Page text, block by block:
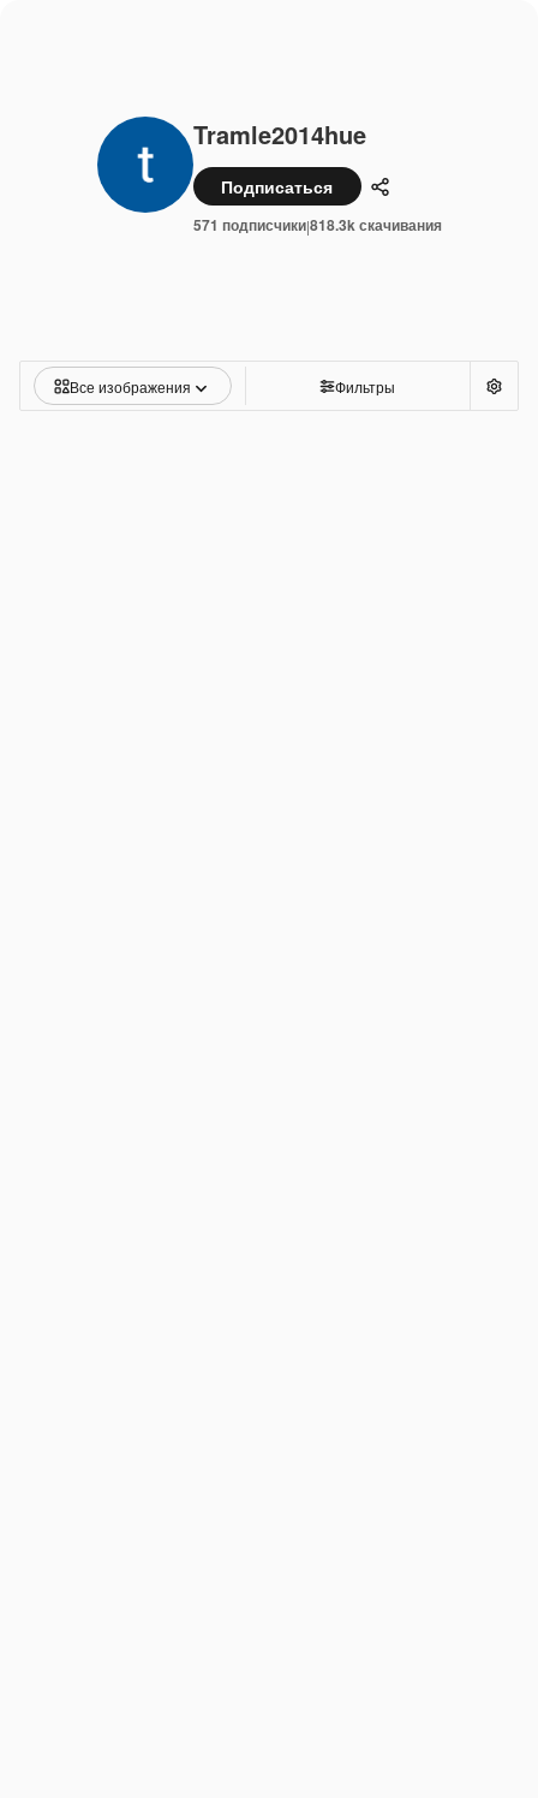
Tramle2014hue
Подписаться Поделиться
571 подписчики|818.3k скачивания
Все изображения Фильтры